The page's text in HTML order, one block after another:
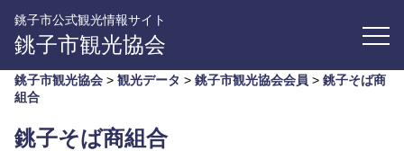
銚子市公式観光情報サイト
銚子市観光協会
銚子市観光協会 > 観光データ > 銚子市観光協会会員 > 銚子そば商
組合
銚子そば商組合